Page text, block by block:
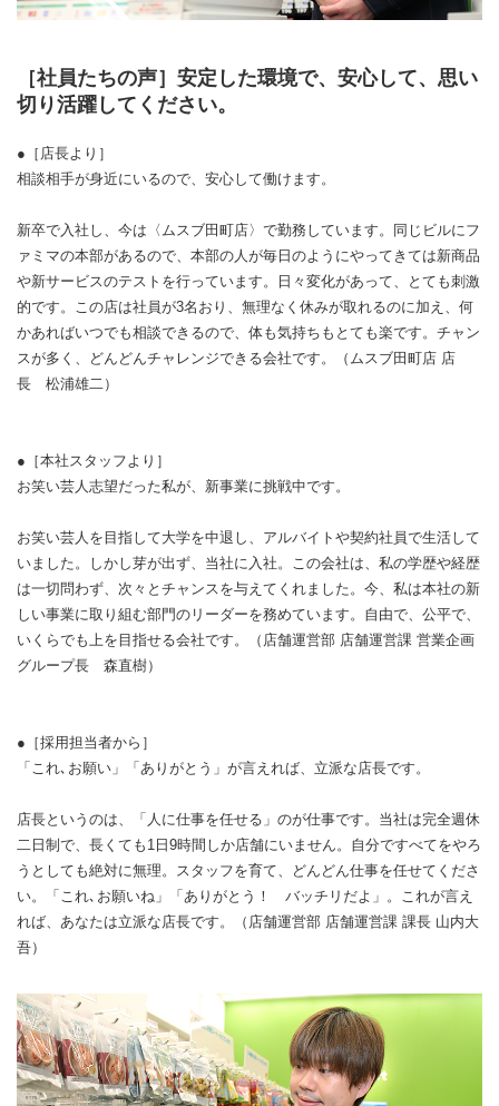
［社員たちの声］安定した環境で、安心して、思い
切り活躍してください。
●［店長より］
相談相手が身近にいるので、安心して働けます。
新卒で入社し、今は〈ムスブ田町店〉で勤務しています。同じビルにフ
ァミマの本部があるので、本部の人が毎日のようにやってきては新商品
や新サービスのテストを行っています。日々変化があって、とても刺激
的です。この店は社員が3名おり、無理なく休みが取れるのに加え、何
かあればいつでも相談できるので、体も気持ちもとても楽です。チャン
スが多く、どんどんチャレンジできる会社です。（ムスブ田町店 店
長 松浦雄二）
●［本社スタッフより］
お笑い芸人志望だった私が、新事業に挑戦中です。
お笑い芸人を目指して大学を中退し、アルバイトや契約社員で生活して
いました。しかし芽が出ず、当社に入社。この会社は、私の学歴や経歴
は一切問わず、次々とチャンスを与えてくれました。今、私は本社の新
しい事業に取り組む部門のリーダーを務めています。自由で、公平で、
いくらでも上を目指せる会社です。（店舗運営部 店舗運営課 営業企画
グループ長 森直樹）
●［採用担当者から］
「これ､お願い」「ありがとう」が言えれば、立派な店長です。
店長というのは、「人に仕事を任せる」のが仕事です。当社は完全週休
二日制で、長くても1日9時間しか店舗にいません。自分ですべてをやろ
うとしても絶対に無理。スタッフを育て、どんどん仕事を任せてくださ
い。「これ､お願いね」「ありがとう！ バッチリだよ」。これが言え
れば、あなたは立派な店長です。（店舗運営部 店舗運営課 課長 山内大
吾）